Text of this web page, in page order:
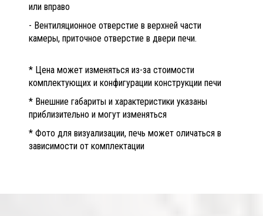
или вправо
- Вентиляционное отверстие в верхней части
камеры, приточное отверстие в двери печи.
* Цена может изменяться из-за стоимости
комплектующих и конфигурации конструкции печи
* Внешние габариты и характеристики указаны
приблизительно и могут изменяться
* Фото для визуализации, печь может оличаться в
зависимости от комплектации